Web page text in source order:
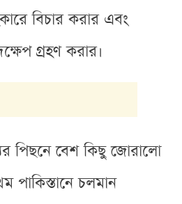
বিচার করার এবং
গ্রহণ করার।
পিছনে বেশ কিছু জোরালো
পাকিস্তানে চলমান